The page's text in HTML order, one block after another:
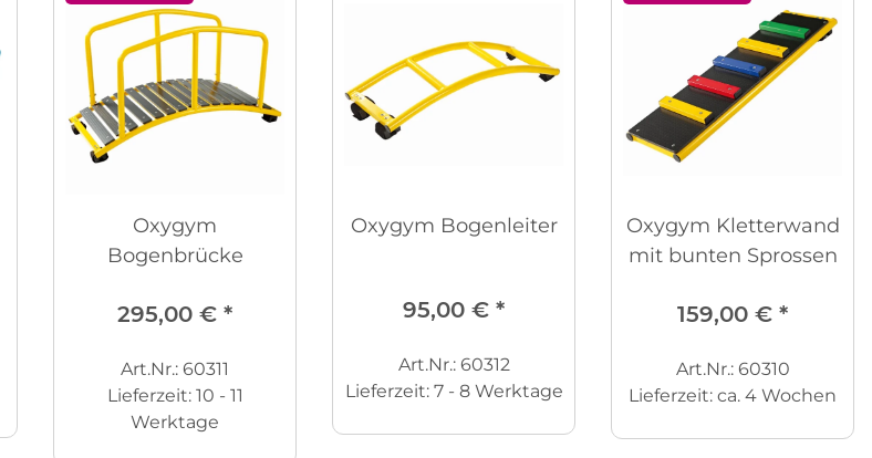
Oxygym
Bogenbrücke
295,00 € *
Art.Nr.: 60311
Lieferzeit: 10 - 11
Werktage
Oxygym Bogenleiter
95,00 € *
Art.Nr.: 60312
Lieferzeit: 7 - 8 Werktage
Oxygym Kletterwand
mit bunten Sprossen
159,00 € *
Art.Nr.: 60310
Lieferzeit: ca. 4 Wochen